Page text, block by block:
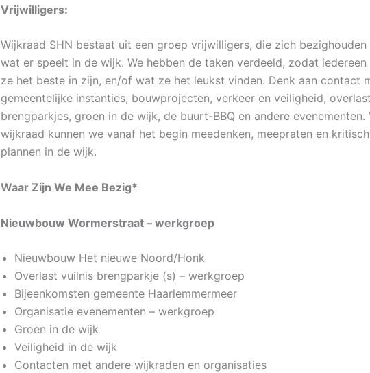
Vrijwilligers:
Wijkraad SHN bestaat uit een groep vrijwilligers, die zich bezighouden
wat er speelt in de wijk. We hebben de taken verdeeld, zodat
ze het beste in zijn, en/of wat ze het leukst vinden. Denk aan contact
gemeentelijke instanties, bouwprojecten, verkeer en veiligheid,
brengparkjes, groen in de wijk, de buurt-BBQ en andere evenementen.
wijkraad kunnen we vanaf het begin meedenken, meepraten en
plannen in de wijk.
Waar Zijn We Mee Bezig*
Nieuwbouw Wormerstraat – werkgroep
Nieuwbouw Het nieuwe Noord/Honk
Overlast vuilnis brengparkje (s) – werkgroep
Bijeenkomsten gemeente Haarlemmermeer
Organisatie evenementen – werkgroep
Groen in de wijk
Veiligheid in de wijk
Contacten met andere wijkraden en organisaties